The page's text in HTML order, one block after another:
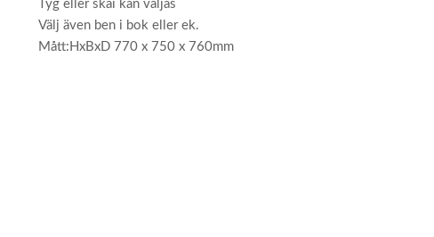
Tyg eller skai kan väljas
Välj även ben i bok eller ek.
Mått:HxBxD 770 x 750 x 760mm